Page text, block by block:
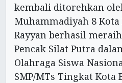
kembali ditorehkan
Muhammadiyah 8 Kota
Rayyan berhasil
Pencak Silat Putra
Olahraga Siswa
SMP/MTs Tingkat Kota